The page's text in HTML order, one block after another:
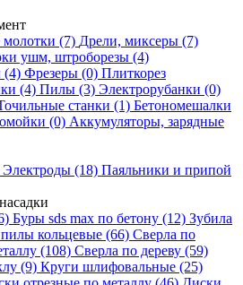
(7) Дрели, миксеры (7)
ушм, штроборезы (4)
(4) Фрезеры (0) Плиткорез
(4) Пилы (3) Электрорубанки (0)
станки (1) Бетономешалки
(0) Аккумуляторы, зарядные
Электроды (18) Паяльники и припой
Буры sds max по бетону (12) Зубила
кольцевые (66) Сверла по
(108) Сверла по дереву (59)
(9) Круги шлифовальные (25)